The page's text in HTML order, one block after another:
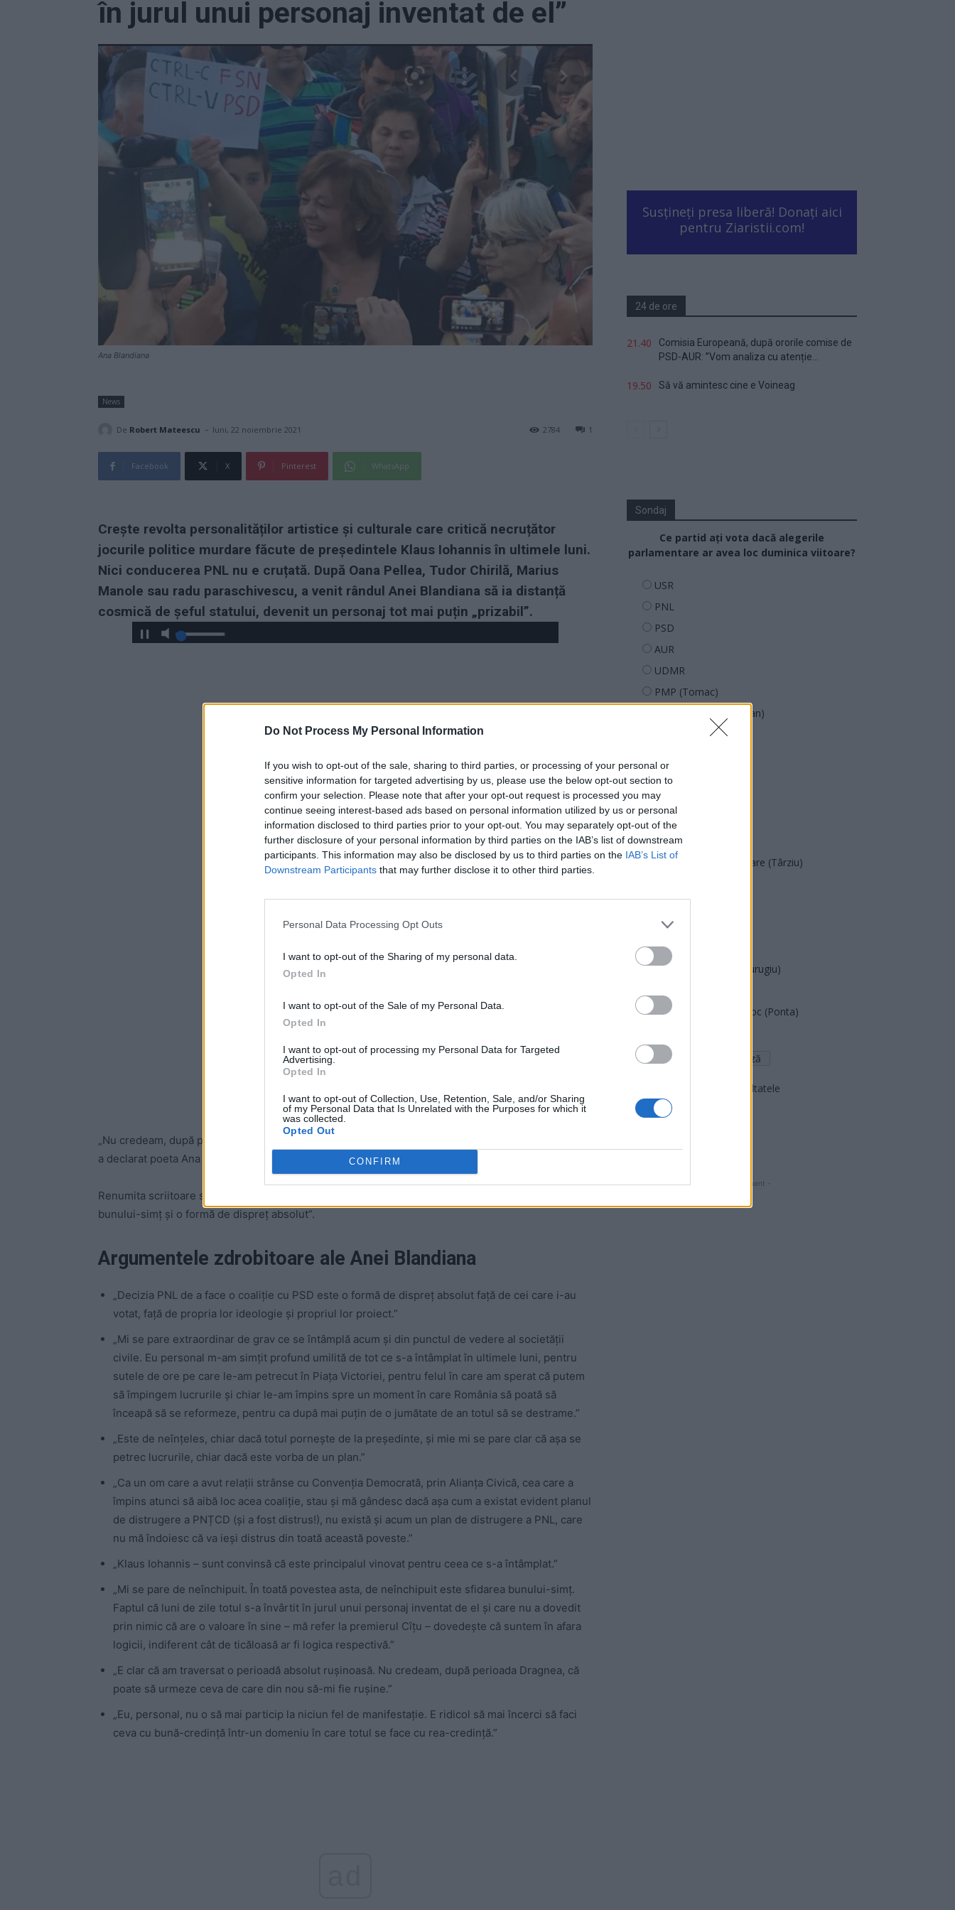
Do Not Process My Personal Information
If you wish to opt-out of the sale, sharing to third parties, or processing of your personal or
sensitive information for targeted advertising by us, please use the below opt-out section to
confirm your selection. Please note that after your opt-out request is processed you may
continue seeing interest-based ads based on personal information utilized by us or personal
information disclosed to third parties prior to your opt-out. You may separately opt-out of the
further disclosure of your personal information by third parties on the IAB’s list of downstream
participants. This information may also be disclosed by us to third parties on the IAB’s List of
Downstream Participants that may further disclose it to other third parties.
Personal Data Processing Opt Outs
I want to opt-out of the Sharing of my personal data.
Opted In
I want to opt-out of the Sale of my Personal Data.
Opted In
I want to opt-out of processing my Personal Data for Targeted
Advertising.
Opted In
I want to opt-out of Collection, Use, Retention, Sale, and/or Sharing
of my Personal Data that Is Unrelated with the Purposes for which it
was collected.
Opted Out
CONFIRM
în jurul unui personaj inventat de el”
Ana Blandiana
News
De Robert Mateescu - luni, 22 noiembrie 2021 1
2784
Facebook X Pinterest WhatsApp
Crește revolta personalităților artistice și culturale care critică necruțător
jocurile politice murdare făcute de președintele Klaus Iohannis în ultimele luni.
Nici conducerea PNL nu e cruțată. După Oana Pellea, Tudor Chirilă, Marius
Manole sau radu paraschivescu, a venit rândul Anei Blandiana să ia distanță
cosmică de șeful statului, devenit un personaj tot mai puțin „prizabil”.
ad
„Nu credeam, după perioada Dragnea, că poate să urmeze ceva de care din nou să-mi fie rușine”,
a declarat poeta Ana Blandiana la
Radio France Internationale (RFI)
Renumita scriitoare spune că noua coaliție de guvernare, între PNL și PSD, că este „o sfidare a
bunului-simț și o formă de dispreț absolut”.
Argumentele zdrobitoare ale Anei Blandiana
„Decizia PNL de a face o coaliție cu PSD este o formă de dispreț absolut față de cei care i-au
votat, față de propria lor ideologie și propriul lor proiect.”
„Mi se pare extraordinar de grav ce se întâmplă acum și din punctul de vedere al societății
civile. Eu personal m-am simțit profund umilită de tot ce s-a întâmplat în ultimele luni, pentru
sutele de ore pe care le-am petrecut în Piața Victoriei, pentru felul în care am sperat că putem
să împingem lucrurile și chiar le-am împins spre un moment în care România să poată să
înceapă să se reformeze, pentru ca după mai puțin de o jumătate de an totul să se destrame.”
„Este de neînțeles, chiar dacă totul pornește de la președinte, și mie mi se pare clar că așa se
petrec lucrurile, chiar dacă este vorba de un plan.”
„Ca un om care a avut relații strânse cu Convenția Democrată, prin Alianța Civică, cea care a
împins atunci să aibă loc acea coaliție, stau și mă gândesc dacă așa cum a existat evident planul
de distrugere a PNȚCD (și a fost distrus!), nu există și acum un plan de distrugere a PNL, care
nu mă îndoiesc că va ieși distrus din toată această poveste.”
„Klaus Iohannis – sunt convinsă că este principalul vinovat pentru ceea ce s-a întâmplat.”
„Mi se pare de neînchipuit. În toată povestea asta, de neînchipuit este sfidarea bunului-simț.
Faptul că luni de zile totul s-a învârtit în jurul unui personaj inventat de el și care nu a dovedit
prin nimic că are o valoare în sine – mă refer la premierul Cîțu – dovedește că suntem în afara
logicii, indiferent cât de ticăloasă ar fi logica respectivă.”
„E clar că am traversat o perioadă absolut rușinoasă. Nu credeam, după perioada Dragnea, că
poate să urmeze ceva de care din nou să-mi fie rușine.”
„Eu, personal, nu o să mai particip la niciun fel de manifestație. E ridicol să mai încerci să faci
ceva cu bună-credință într-un domeniu în care totul se face cu rea-credință.”
Susțineți presa liberă! Donați aici
pentru Ziaristii.com!
24 de ore
21.40
Comisia Europeană, după ororile comise de
PSD-AUR: ”Vom analiza cu atenție...
19.50 Să vă amintesc cine e Voineag
Sondaj
Ce partid ați vota dacă alegerile
parlamentare ar avea loc duminica viitoare?
USR
PNL
PSD
AUR
UDMR
PMP (Tomac)
Forța Dreptei (L. Orban)
SENS
SOS (Șoșoacă)
POT (Gavrilă)
PACE (Peia)
Acțiunea Conservatoare (Târziu)
PNȚCD (Pavelescu)
PNCR (Terheș)
Partidul Patrioților (Surugiu)
România pe Primul Loc (Ponta)
Arată rezultatele
Arhiva sondajelor
- Advertisment -